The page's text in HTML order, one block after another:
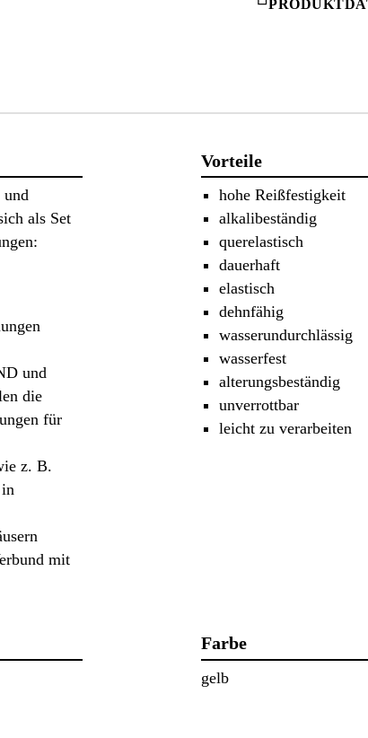
als Set
und
die
für
z. B.
mit
Vorteile
hohe Reißfestigkeit
alkalibeständig
querelastisch
dauerhaft
elastisch
dehnfähig
wasserundurchlässig
wasserfest
alterungsbeständig
unverrottbar
leicht zu verarbeiten
Farbe
gelb